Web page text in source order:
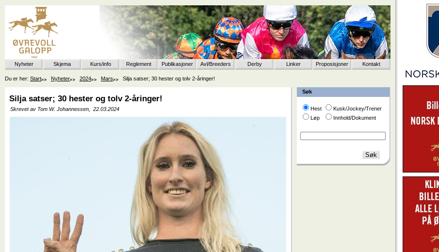
Nyheter Skjema Kurs/info Reglement Publikasjoner Avl/Breeders Derby Linker Proposisjoner Kontakt
Du er her: Start Nyheter 2024 Mars Silja satser; 30 hester og tolv 2-åringer!
Søk
Hest
Kusk/Jockey/Trener
Løp
Innhold/Dokument
Silja satser; 30 hester og tolv 2-åringer!
Skrevet av Tom W. Johannessen, 22.03.2024